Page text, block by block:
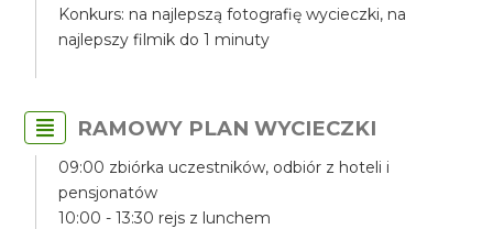
Konkurs: na najlepszą fotografię wycieczki, na
najlepszy filmik do 1 minuty
RAMOWY PLAN WYCIECZKI
09:00 zbiórka uczestników, odbiór z hoteli i
pensjonatów
10:00 - 13:30 rejs z lunchem